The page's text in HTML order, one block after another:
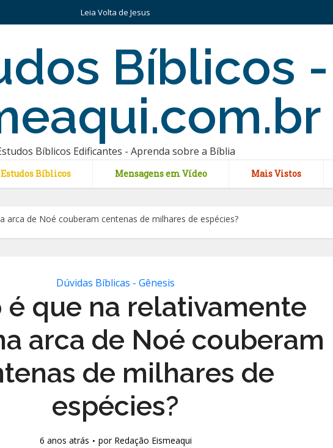
Leia Volta de Jesus
Bíblicos Edificantes - Aprenda sobre a Bíblia
Estudos Bíblicos Mensagens em Vídeo Mais Vistos
arca de Noé couberam centenas de milhares de espécies?
Dúvidas Bíblicas - Gênesis
é que na relativamente
arca de Noé couberam
de milhares de
espécies?
6 anos atrás por Redação Eismeaqui